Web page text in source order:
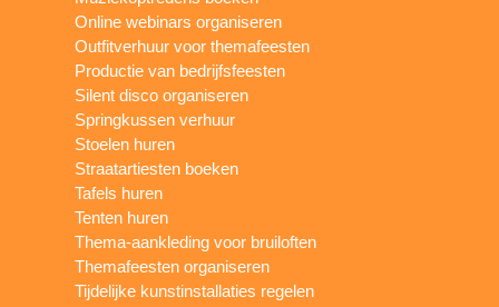
Online webinars organiseren
Outfitverhuur voor themafeesten
Productie van bedrijfsfeesten
Silent disco organiseren
Springkussen verhuur
Stoelen huren
Straatartiesten boeken
Tafels huren
Tenten huren
Thema-aankleding voor bruiloften
Themafeesten organiseren
Tijdelijke kunstinstallaties regelen